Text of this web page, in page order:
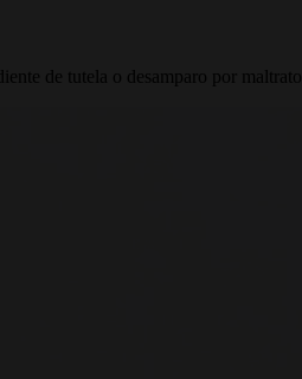
de tutela o desamparo por maltrato